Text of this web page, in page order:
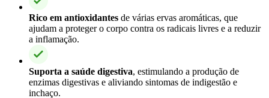
Rico em antioxidantes de várias ervas aromáticas, que
ajudam a proteger o corpo contra os radicais livres e a reduzir
a inflamação.
Suporta a saúde digestiva, estimulando a produção de
enzimas digestivas e aliviando sintomas de indigestão e
inchaço.